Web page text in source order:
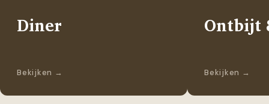
Diner
Bekijken →
Ontbijt
Bekijken →